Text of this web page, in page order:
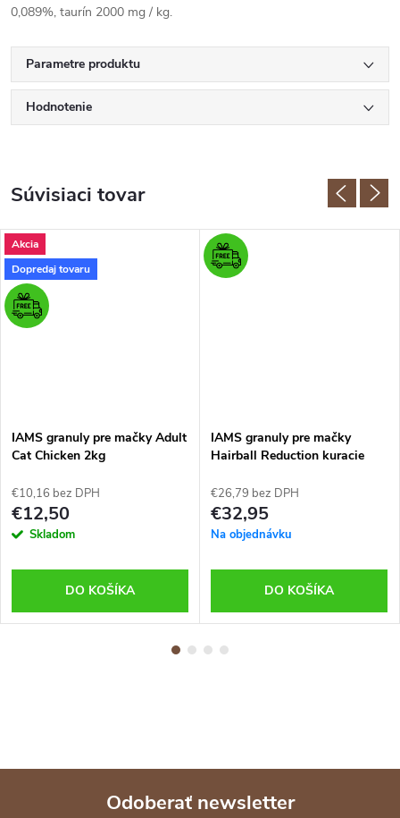
0,089%, taurín 2000 mg / kg.
Parametre produktu
Hodnotenie
Súvisiaci tovar
Akcia
Dopredaj tovaru
IAMS granuly pre mačky Adult
Cat Chicken 2kg
€10,16 bez DPH
€12,50
Skladom
DO KOŠÍKA
IAMS granuly pre mačky
Hairball Reduction kuracie
€26,79 bez DPH
€32,95
Na objednávku
DO KOŠÍKA
Odoberať newsletter